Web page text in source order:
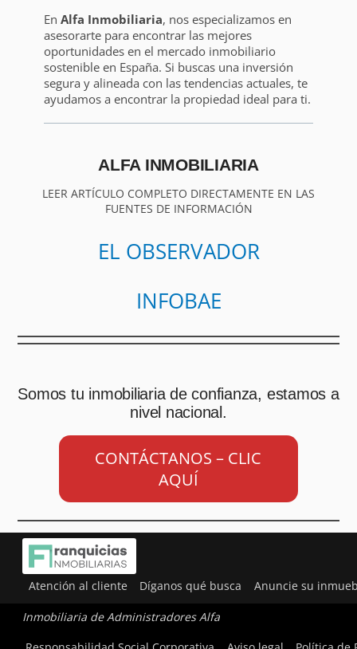
En Alfa Inmobiliaria, nos especializamos en
asesorarte para encontrar las mejores
oportunidades en el mercado inmobiliario
sostenible en España. Si buscas una inversión
segura y alineada con las tendencias actuales, te
ayudamos a encontrar la propiedad ideal para ti.
ALFA INMOBILIARIA
LEER ARTÍCULO COMPLETO DIRECTAMENTE EN LAS
FUENTES DE INFORMACIÓN
EL OBSERVADOR
INFOBAE
Somos tu inmobiliaria de confianza, estamos a
nivel nacional.
CONTÁCTANOS – CLIC
AQUÍ
Atención al cliente Díganos qué busca Anuncie su
Inmobiliaria de Administradores Alfa
Utilizamos cookies para ofrecerte la mejor experiencia en